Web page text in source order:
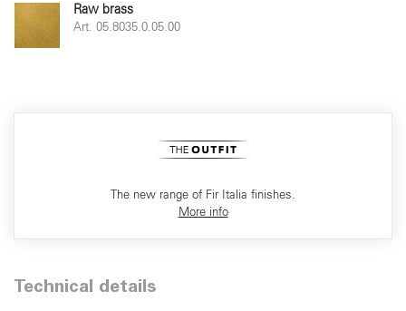
Raw brass
Art. 05.8035.0.05.00
The new range of Fir Italia finishes.
More info
Technical details